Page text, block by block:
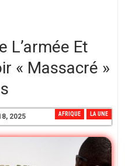
L’armée Et
« Massacré »
AFRIQUE LA UNE
2025